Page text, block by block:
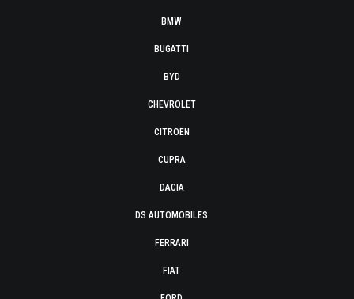
BMW
BUGATTI
BYD
CHEVROLET
CITROËN
CUPRA
DACIA
DS AUTOMOBILES
FERRARI
FIAT